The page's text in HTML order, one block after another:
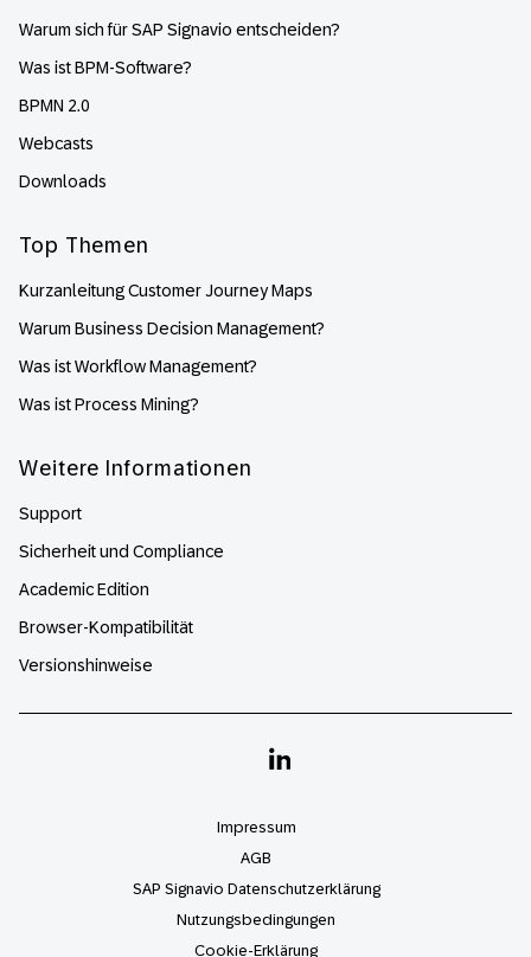
Warum sich für SAP Signavio entscheiden?
Was ist BPM-Software?
BPMN 2.0
Webcasts
Downloads
Top Themen
Kurzanleitung Customer Journey Maps
Warum Business Decision Management?
Was ist Workflow Management?
Was ist Process Mining?
Weitere Informationen
Support
Sicherheit und Compliance
Academic Edition
Browser-Kompatibilität
Versionshinweise
Linkedin
Impressum
AGB
SAP Signavio Datenschutzerklärung
Nutzungsbedingungen
Cookie-Erklärung